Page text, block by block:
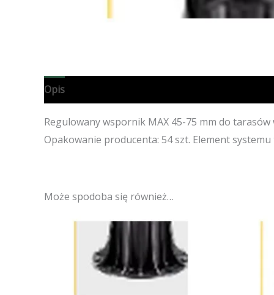
Opis
Regulowany wspornik MAX 45-75 mm do tarasów
Opakowanie producenta: 54 szt. Element
Może spodoba się również…